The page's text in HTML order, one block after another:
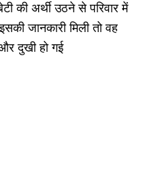
की अर्थी उठने से परिवार में
जानकारी मिली तो वह
दुखी हो गई